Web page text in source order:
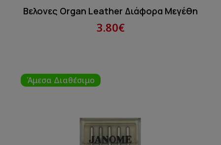
Βελονες Organ Leather Διάφορα Μεγέθη
3.80€
Άμεσα Διαθέσιμο